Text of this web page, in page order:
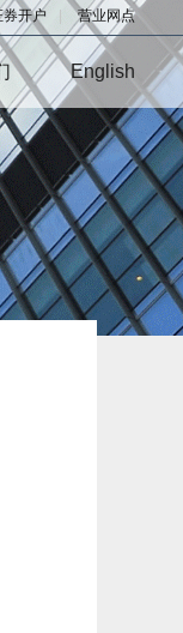
券开户 营业网点
English